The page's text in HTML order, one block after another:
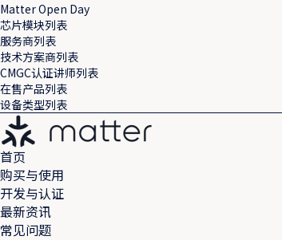
Matter Open Day
芯片模块列表
服务商列表
技术方案商列表
CMGC认证讲师列表
在售产品列表
设备类型列表
首页
购买与使用
开发与认证
最新资讯
常见问题